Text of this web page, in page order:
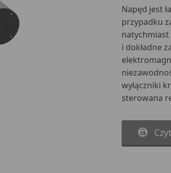
Napęd jest
przypadku
natychmiast
i dokładne
wyłączniki
sterowana